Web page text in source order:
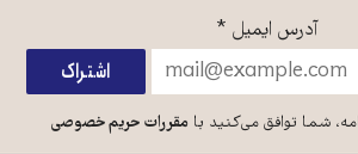
آدرس ایمیل *
شما توافق می‌کنید بامقررات حریم خصوصی